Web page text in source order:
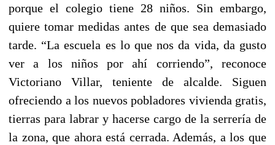
porque el colegio tiene 28 niños. Sin embargo,
quiere tomar medidas antes de que sea demasiado
tarde. “La escuela es lo que nos da vida, da gusto
ver a los niños por ahí corriendo”, reconoce
Victoriano Villar, teniente de alcalde. Siguen
ofreciendo a los nuevos pobladores vivienda gratis,
tierras para labrar y hacerse cargo de la serrería de
la zona, que ahora está cerrada. Además, a los que